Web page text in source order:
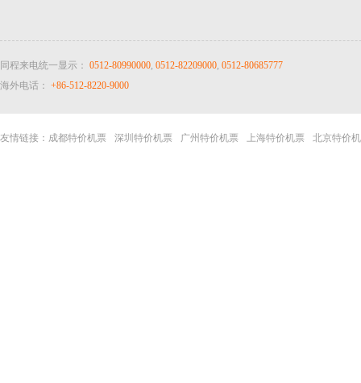
同程来电统一显示： 0512-80990000, 0512-82209000, 0512-80685777
海外电话： +86-512-8220-9000
友情链接： 成都特价机票 深圳特价机票 广州特价机票 上海特价机票 北京特价